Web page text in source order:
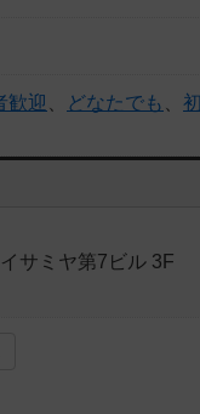
歓迎 どなたでも
サミヤ第7ビル 3F